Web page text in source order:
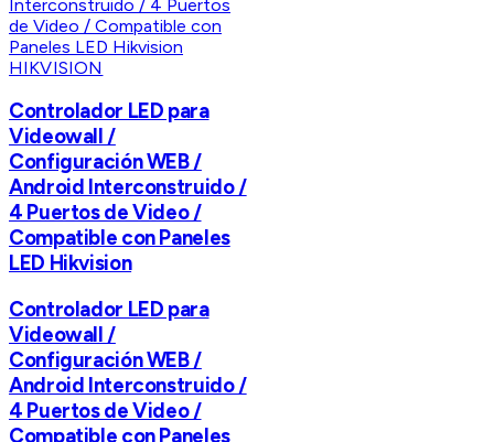
HIKVISION
Controlador LED para
Videowall /
Configuración WEB /
Android Interconstruido /
4 Puertos de Video /
Compatible con Paneles
LED Hikvision
Controlador LED para
Videowall /
Configuración WEB /
Android Interconstruido /
4 Puertos de Video /
Compatible con Paneles